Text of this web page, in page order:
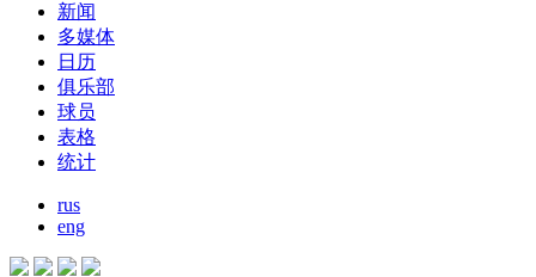
新闻
多媒体
日历
俱乐部
球员
表格
统计
rus
eng